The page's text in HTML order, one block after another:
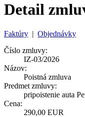
Detail
Faktúry | Objednávky
Číslo zmluvy:
IZ-03/2026
Názov:
Poistná zmluva
Predmet zmluvy:
pripoistenie auta
Cena:
290,00 EUR